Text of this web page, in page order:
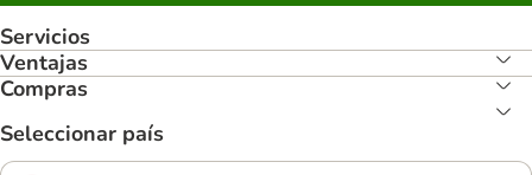
Servicios
Ventajas
Compras
Seleccionar país